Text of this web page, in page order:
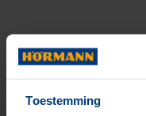
Toestemming